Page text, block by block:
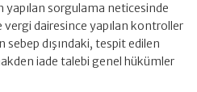
yapılan sorgulama neticesinde
dairesince yapılan kontroller
dışındaki, tespit edilen
iade talebi genel hükümler